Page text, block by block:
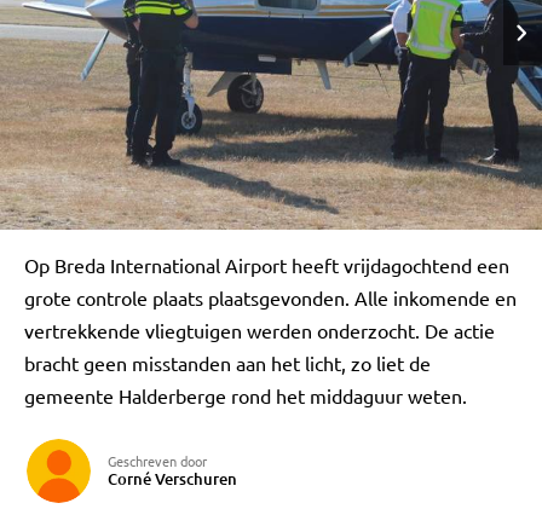
Op Breda International Airport heeft vrijdagochtend een
grote controle plaats plaatsgevonden. Alle inkomende en
vertrekkende vliegtuigen werden onderzocht. De actie
bracht geen misstanden aan het licht, zo liet de
gemeente Halderberge rond het middaguur weten.
Geschreven door
Corné Verschuren